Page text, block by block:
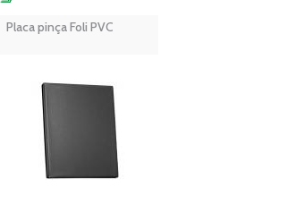
Placa pinça Foli PVC